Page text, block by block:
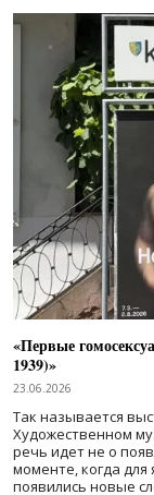
«Первые
1939)»
23.06.2026
Так называется
Художественном
речь идет не о
моменте, когда
появились новые